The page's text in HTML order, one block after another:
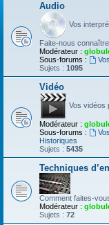
Audio
Vos
Faite-nous
Modérateur :
Sous-forums :
Sujets : 1095
Vidéo
Vos vidéos
Modérateur :
Sous-forums :
Historiques
Sujets : 5435
Techniques
Comment faites-
Modérateur :
Sujets : 72